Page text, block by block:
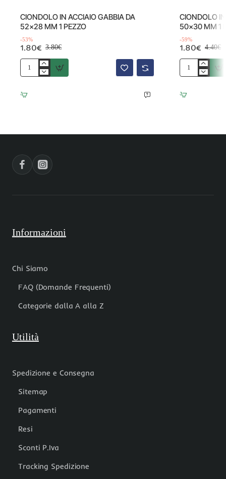
CIONDOLO IN ACCIAIO GABBIA DA
52x28 MM 1 PEZZO
-53%
1.80€ 3.80€
CIONDOLO
ACCIAIO
GABBIA
CIONDOLO
50x30 MM 1
-59%
1.80€ 4.40€
CIONDOLO
ACCIAIO
GABBIETTA
Informazioni
Chi Siamo
FAQ (Domande Frequenti)
Categorie dalla A alla Z
Utilità
Spedizione e Consegna
Sitemap
Pagamenti
Resi
Sconti P.Iva
Tracking Spedizione